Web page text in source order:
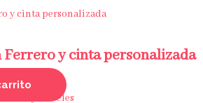
Ferrero y cinta personalizada